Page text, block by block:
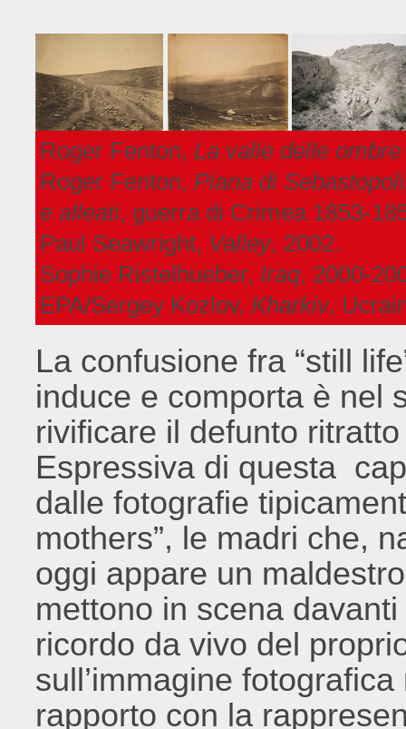
Roger Fenton, La valle delle
Roger Fenton, Piana di
e alleati, guerra di Crimea 1853-
Paul Seawright, Valley, 2002.
Sophie Ristelhueber, Iraq, 2000-
EPA/Sergey Kozlov, Kharkiv,
La confusione fra “still
induce e comporta è nel
rivificare il defunto
Espressiva di questa
dalle fotografie
mothers”, le madri che,
oggi appare un
mettono in scena
ricordo da vivo del
sull’immagine
rapporto con la